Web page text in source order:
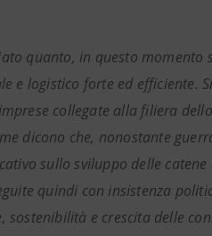
quanto, in questo momento
e logistico forte ed efficiente.
collegate alla filiera
dicono che, nonostante
sullo sviluppo delle catene
quindi con insistenza
sostenibilità e crescita delle